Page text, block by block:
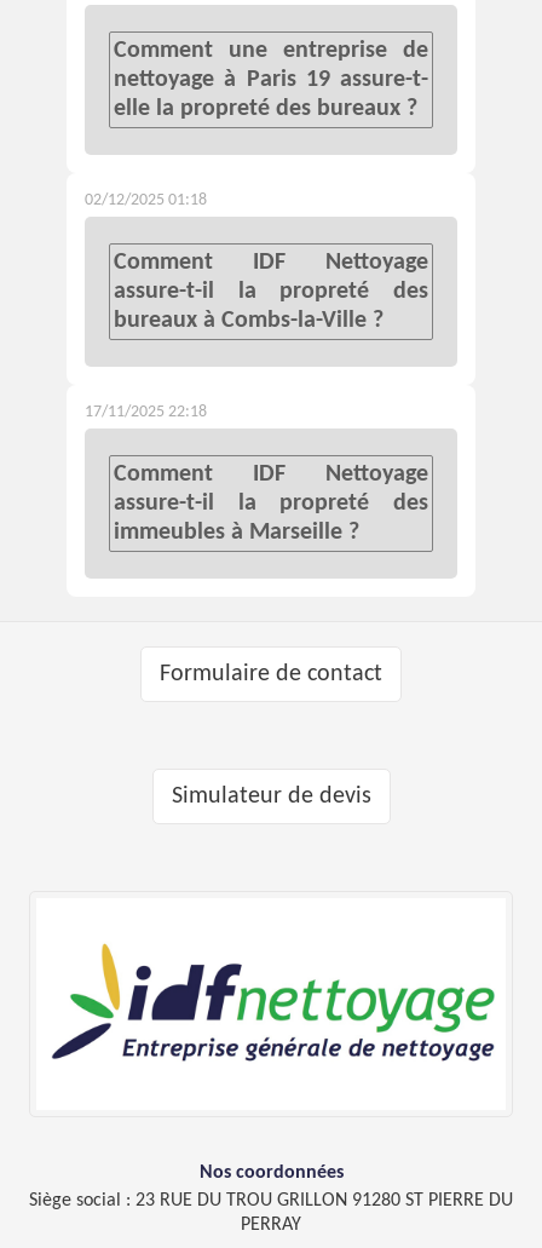
Comment une entreprise de
nettoyage à Paris 19 assure-t-
elle la propreté des bureaux ?
02/12/2025 01:18
Comment IDF Nettoyage
assure-t-il la propreté des
bureaux à Combs-la-Ville ?
17/11/2025 22:18
Comment IDF Nettoyage
assure-t-il la propreté des
immeubles à Marseille ?
Formulaire de contact
Simulateur de devis
Nos coordonnées
Siège social : 23 RUE DU TROU GRILLON 91280 ST PIERRE DU
PERRAY